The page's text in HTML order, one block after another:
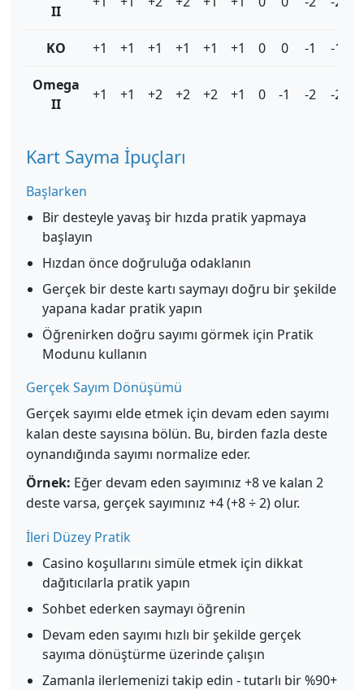
II
KO +1 +1 +1 +1 +1 +1 0 0 -1 -1
Omega
II
+1 +1 +2 +2 +2 +1 0 -1 -2 -2
Kart Sayma İpuçları
Başlarken
Bir desteyle yavaş bir hızda pratik yapmaya
başlayın
Hızdan önce doğruluğa odaklanın
Gerçek bir deste kartı saymayı doğru bir şekilde
yapana kadar pratik yapın
Öğrenirken doğru sayımı görmek için Pratik
Modunu kullanın
Gerçek Sayım Dönüşümü
Gerçek sayımı elde etmek için devam eden sayımı
kalan deste sayısına bölün. Bu, birden fazla deste
oynandığında sayımı normalize eder.
Örnek: Eğer devam eden sayımınız +8 ve kalan 2
deste varsa, gerçek sayımınız +4 (+8 ÷ 2) olur.
İleri Düzey Pratik
Casino koşullarını simüle etmek için dikkat
dağıtıcılarla pratik yapın
Sohbet ederken saymayı öğrenin
Devam eden sayımı hızlı bir şekilde gerçek
sayıma dönüştürme üzerinde çalışın
Zamanla ilerlemenizi takip edin - tutarlı bir %90+